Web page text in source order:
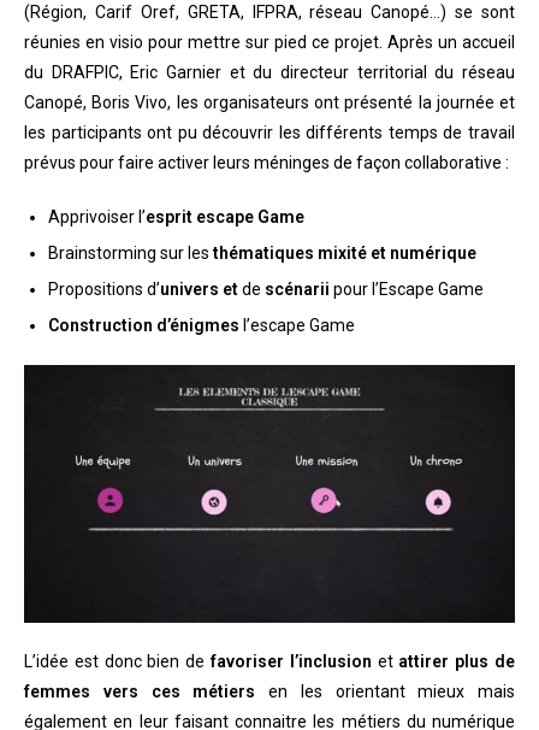
(Région, Carif Oref, GRETA, IFPRA, réseau Canopé…) se sont
réunies en visio pour mettre sur pied ce projet. Après un accueil
du DRAFPIC, Eric Garnier et du directeur territorial du réseau
Canopé, Boris Vivo, les organisateurs ont présenté la journée et
les participants ont pu découvrir les différents temps de travail
prévus pour faire activer leurs méninges de façon collaborative :
Apprivoiser l’esprit escape Game
Brainstorming sur lesthématiques mixité et numérique
Propositions d’univers etde scénarii pour l’Escape Game
Construction d’énigmes l’escape Game
L’idée est donc bien defavoriser l’inclusion et attirer plus de
femmes vers ces métiers en les orientant mieux mais
également en leur faisant connaitre les métiers du numérique